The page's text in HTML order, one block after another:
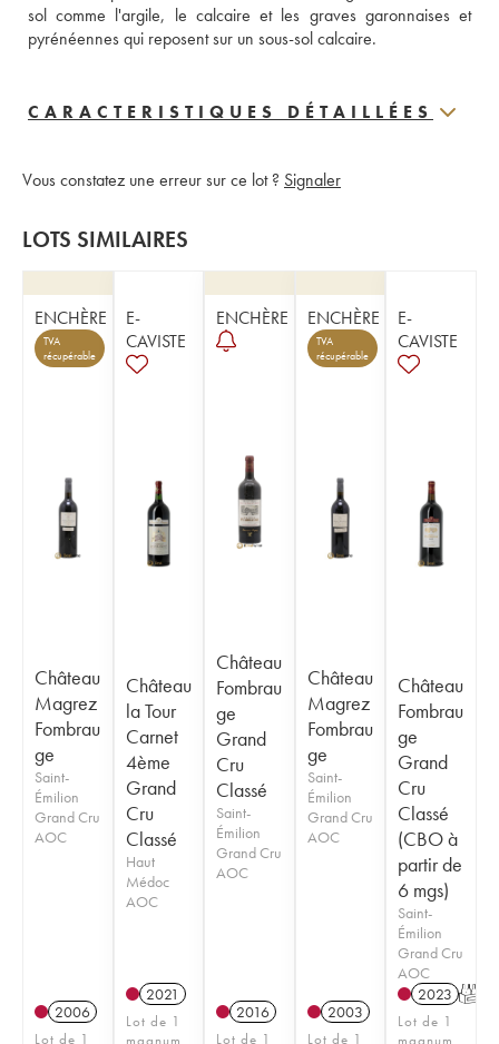
sol comme l'argile, le calcaire et les graves garonnaises et
pyrénéennes qui reposent sur un sous-sol calcaire.
CARACTERISTIQUES DÉTAILLÉES
Vous constatez une erreur sur ce lot ? Signaler
LOTS SIMILAIRES
ENCHÈRE
TVA
récupérable
Château
Magrez
Fombrau
ge
Saint-
Émilion
Grand Cru
AOC
2006
Lot de 1
E-
CAVISTE
Château
la Tour
Carnet
4ème
Grand
Cru
Classé
Haut
Médoc
AOC
2021
Lot de 1
magnum
ENCHÈRE
Château
Fombrau
ge
Grand
Cru
Classé
Saint-
Émilion
Grand Cru
AOC
2016
Lot de 1
ENCHÈRE
TVA
récupérable
Château
Magrez
Fombrau
ge
Saint-
Émilion
Grand Cru
AOC
2003
Lot de 1
E-
CAVISTE
Château
Fombrau
ge
Grand
Cru
Classé
(CBO à
partir de
6 mgs)
Saint-
Émilion
Grand Cru
AOC
2023 T
Lot de 1
magnum